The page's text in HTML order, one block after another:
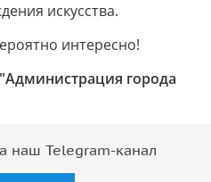
искусства.
интересно!
города
наш Telegram-канал